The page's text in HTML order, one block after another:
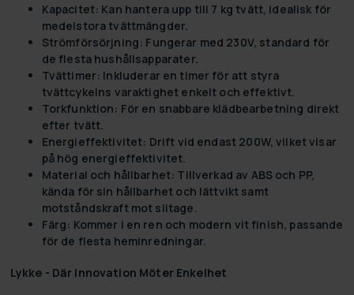
Kapacitet: Kan hantera upp till 7 kg tvätt, idealisk för
medelstora tvättmängder.
Strömförsörjning: Fungerar med 230V, standard för
de flesta hushållsapparater.
Tvättimer: Inkluderar en timer för att styra
tvättcykelns varaktighet enkelt och effektivt.
Torkfunktion: För en snabbare klädbearbetning direkt
efter tvätt.
Energieffektivitet: Drift vid endast 200W, vilket visar
på hög energieffektivitet.
Material och hållbarhet: Tillverkad av ABS och PP,
kända för sin hållbarhet och lättvikt samt
motståndskraft mot slitage.
Färg: Kommer i en ren och modern vit finish, passande
för de flesta heminredningar.
Lykke - Där Innovation Möter Enkelhet